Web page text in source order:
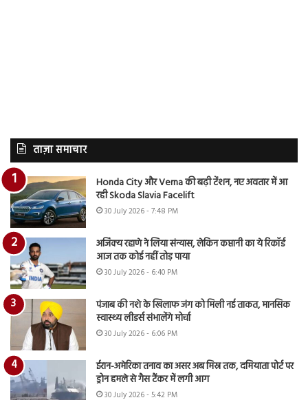
ताज़ा समाचार
Honda City और Verna की बढ़ी टेंशन, नए अवतार में आ
रही Skoda Slavia Facelift
30 July 2026 - 7:48 PM
अजिंक्य रहाणे ने लिया संन्यास, लेकिन कप्तानी का ये रिकॉर्ड
आज तक कोई नहीं तोड़ पाया
30 July 2026 - 6:40 PM
पंजाब की नशे के खिलाफ जंग को मिली नई ताकत, मानसिक
स्वास्थ्य लीडर्स संभालेंगे मोर्चा
30 July 2026 - 6:06 PM
ईरान-अमेरिका तनाव का असर अब मिस्र तक, दमियाता पोर्ट पर
ड्रोन हमले से गैस टैंकर में लगी आग
30 July 2026 - 5:42 PM